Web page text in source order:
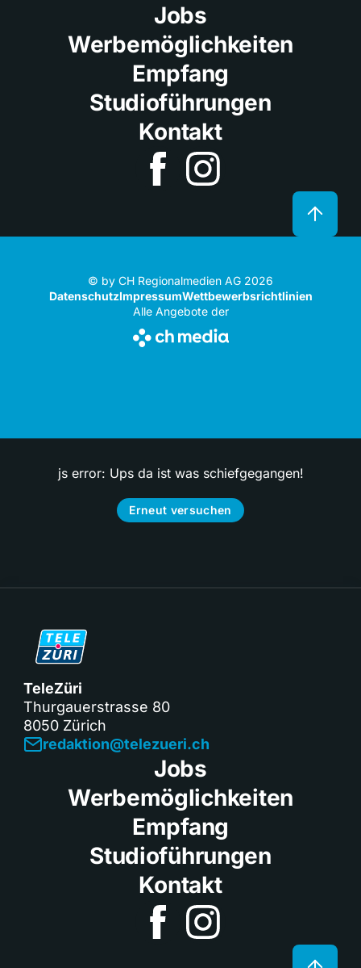
Jobs
Werbemöglichkeiten
Empfang
Studioführungen
Kontakt
© by CH Regionalmedien AG 2026
DatenschutzImpressumWettbewerbsrichtlinien
Alle Angebote der
js error: Ups da ist was schiefgegangen!
Erneut versuchen
TeleZüri
Thurgauerstrasse 80
8050 Zürich
redaktion@telezueri.ch
Jobs
Werbemöglichkeiten
Empfang
Studioführungen
Kontakt